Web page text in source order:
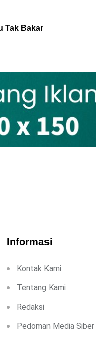
Tak Bakar
Informasi
Kontak Kami
Tentang Kami
Redaksi
Pedoman Media Siber